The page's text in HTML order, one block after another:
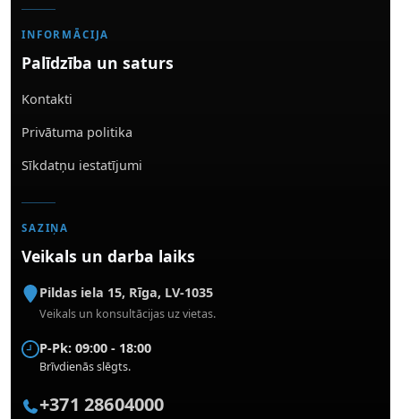
INFORMĀCIJA
Palīdzība un saturs
Kontakti
Privātuma politika
Sīkdatņu iestatījumi
SAZIŅA
Veikals un darba laiks
Pildas iela 15, Rīga, LV-1035
Veikals un konsultācijas uz vietas.
P-Pk: 09:00 - 18:00
Brīvdienās slēgts.
+371 28604000